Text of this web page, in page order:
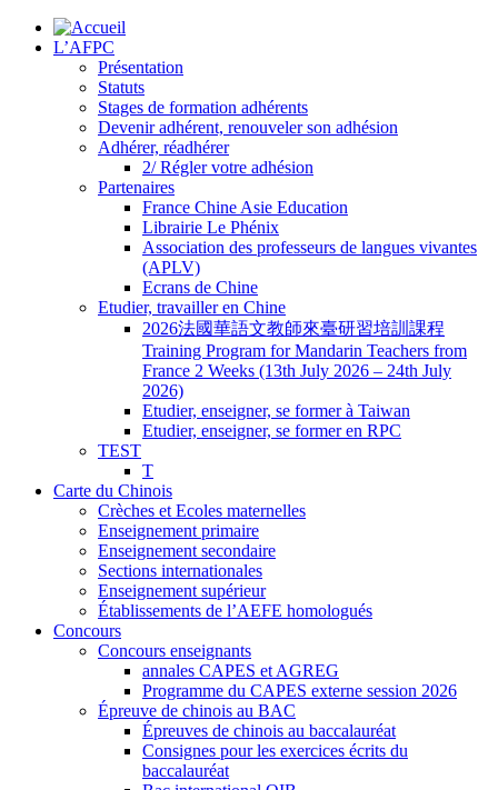
L’AFPC
Présentation
Statuts
Stages de formation adhérents
Devenir adhérent, renouveler son adhésion
Adhérer, réadhérer
2/ Régler votre adhésion
Partenaires
France Chine Asie Education
Librairie Le Phénix
Association des professeurs de langues vivantes
(APLV)
Ecrans de Chine
Etudier, travailler en Chine
2026法國華語文教師來臺研習培訓課程
Training Program for Mandarin Teachers from
France 2 Weeks (13th July 2026 – 24th July
2026)
Etudier, enseigner, se former à Taiwan
Etudier, enseigner, se former en RPC
TEST
T
Carte du Chinois
Crèches et Ecoles maternelles
Enseignement primaire
Enseignement secondaire
Sections internationales
Enseignement supérieur
Établissements de l’AEFE homologués
Concours
Concours enseignants
annales CAPES et AGREG
Programme du CAPES externe session 2026
Épreuve de chinois au BAC
Épreuves de chinois au baccalauréat
Consignes pour les exercices écrits du
baccalauréat